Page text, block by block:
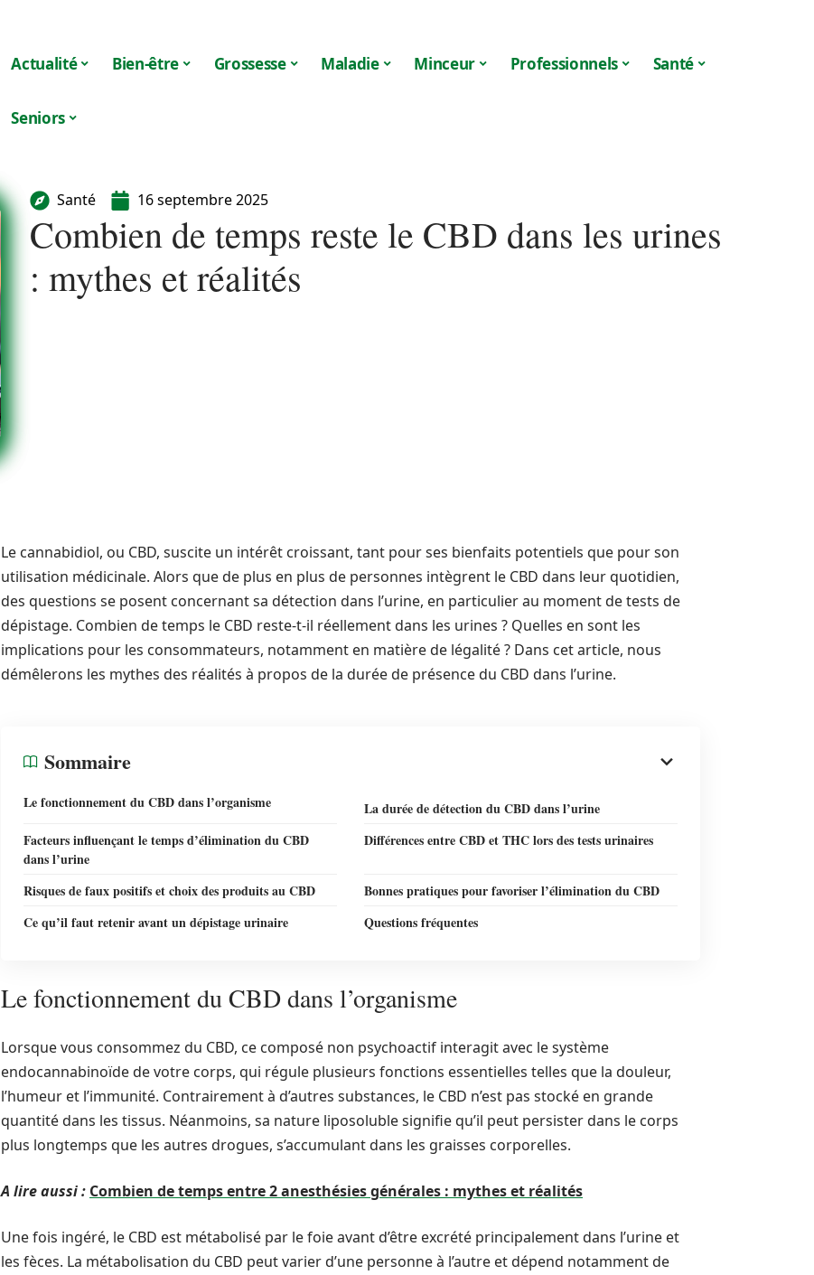
Actualité Bien-être Grossesse Maladie Minceur Professionnels Santé
Seniors
Santé 16 septembre 2025
Combien de temps reste le CBD dans les urines
: mythes et réalités
Le cannabidiol, ou CBD, suscite un intérêt croissant, tant pour ses bienfaits potentiels que pour son
utilisation médicinale. Alors que de plus en plus de personnes intègrent le CBD dans leur quotidien,
des questions se posent concernant sa détection dans l’urine, en particulier au moment de tests de
dépistage. Combien de temps le CBD reste-t-il réellement dans les urines ? Quelles en sont les
implications pour les consommateurs, notamment en matière de légalité ? Dans cet article, nous
démêlerons les mythes des réalités à propos de la durée de présence du CBD dans l’urine.
Sommaire
Le fonctionnement du CBD dans l’organisme
La durée de détection du CBD dans l’urine
Facteurs influençant le temps d’élimination du CBD
dans l’urine
Différences entre CBD et THC lors des tests urinaires
Risques de faux positifs et choix des produits au CBD
Bonnes pratiques pour favoriser l’élimination du CBD
Ce qu’il faut retenir avant un dépistage urinaire
Questions fréquentes
Le fonctionnement du CBD dans l’organisme
Lorsque vous consommez du CBD, ce composé non psychoactif interagit avec le système
endocannabinoïde de votre corps, qui régule plusieurs fonctions essentielles telles que la douleur,
l’humeur et l’immunité. Contrairement à d’autres substances, le CBD n’est pas stocké en grande
quantité dans les tissus. Néanmoins, sa nature liposoluble signifie qu’il peut persister dans le corps
plus longtemps que les autres drogues, s’accumulant dans les graisses corporelles.
A lire aussi : Combien de temps entre 2 anesthésies générales : mythes et réalités
Une fois ingéré, le CBD est métabolisé par le foie avant d’être excrété principalement dans l’urine et
les fèces. La métabolisation du CBD peut varier d’une personne à l’autre et dépend notamment de